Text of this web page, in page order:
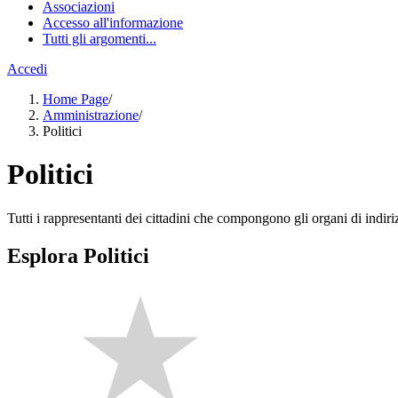
Associazioni
Accesso all'informazione
Tutti gli argomenti...
Accedi
Home Page/
Amministrazione/
Politici
Politici
Tutti i rappresentanti dei cittadini che compongono gli organi di
Esplora Politici